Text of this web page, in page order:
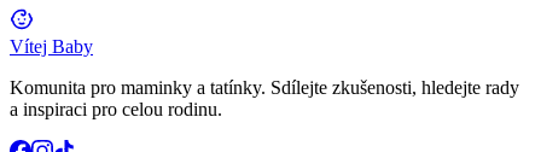
Vítej Baby
Komunita pro maminky a tatínky. Sdílejte zkušenosti, hledejte rady
a inspiraci pro celou rodinu.